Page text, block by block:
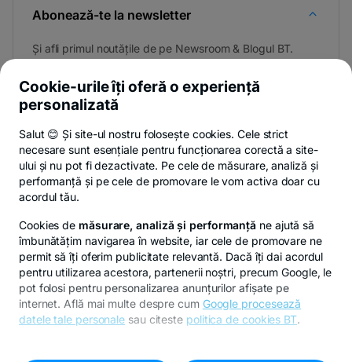
Abonează-te la newsletter
Și afli primul noutățile de pe Newsroom & Blogul BT.
Privacy HubPolitica de confidențialitatePolitica de cookies
© Copyright 2026 Banca Transilvania. Toate drepturile
rezervate.
Cookie-urile îți oferă o experiență
personalizată
Salut 😊 Și site-ul nostru folosește cookies. Cele strict
necesare sunt esențiale pentru funcționarea corectă a site-
ului și nu pot fi dezactivate. Pe cele de măsurare, analiză și
performanță și pe cele de promovare le vom activa doar cu
acordul tău.
Cookies de măsurare, analiză și performanță ne ajută să
îmbunătățim navigarea în website, iar cele de promovare ne
permit să îți oferim publicitate relevantă. Dacă îți dai acordul
pentru utilizarea acestora, partenerii noștri, precum Google, le
pot folosi pentru personalizarea anunțurilor afișate pe
internet. Află mai multe despre cum Google procesează
datele tale personale sau citeste politica de cookies BT.